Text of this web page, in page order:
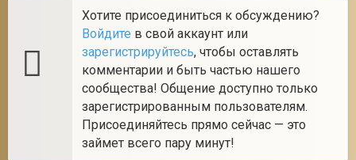
Хотите присоединиться к обсуждению?
Войдите в свой аккаунт или
зарегистрируйтесь, чтобы оставлять
комментарии и быть частью нашего
сообщества! Общение доступно только
зарегистрированным пользователям.
Присоединяйтесь прямо сейчас — это
займет всего пару минут!